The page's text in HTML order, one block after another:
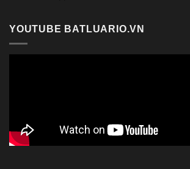
YOUTUBE BATLUARIO.VN